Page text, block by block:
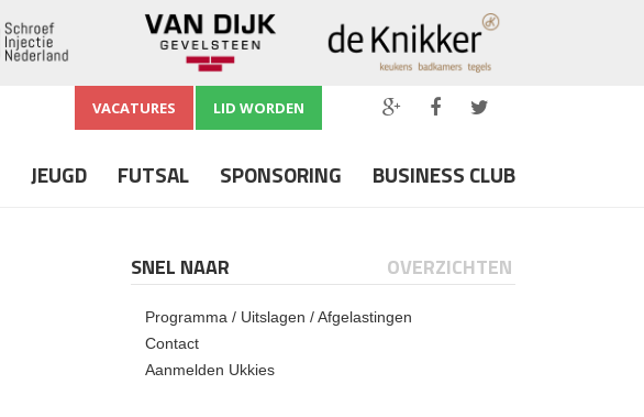
VACATURES LID WORDEN
JEUGD FUTSAL SPONSORING BUSINESS CLUB
SNEL NAAR OVERZICHTEN
Programma / Uitslagen / Afgelastingen
Contact
Aanmelden Ukkies